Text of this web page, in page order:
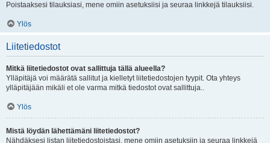
Poistaaksesi tilauksiasi, mene omiin asetuksiisi ja seuraa linkkejä tilauksiisi.
Ylös
Liitetiedostot
Mitkä liitetiedostot ovat sallittuja tällä alueella?
Ylläpitäjä voi määrätä sallitut ja kielletyt liitetiedostojen tyypit. Ota yhteys
ylläpitäjään mikäli et ole varma mitkä tiedostot ovat sallittuja..
Ylös
Mistä löydän lähettämäni liitetiedostot?
Nähdäksesi listan liitetiedostoistasi, mene omiin asetuksiin ja seuraa linkkejä